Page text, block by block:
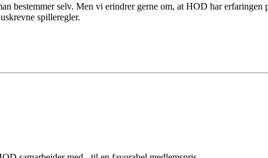
bestemmer selv. Men vi erindrer gerne om, at HOD har erfaringen
spilleregler.